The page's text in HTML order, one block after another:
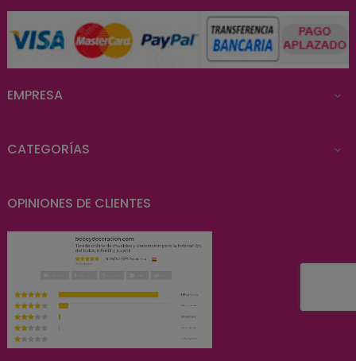
EMPRESA 
CATEGORÍAS 
OPINIONES DE CLIENTES